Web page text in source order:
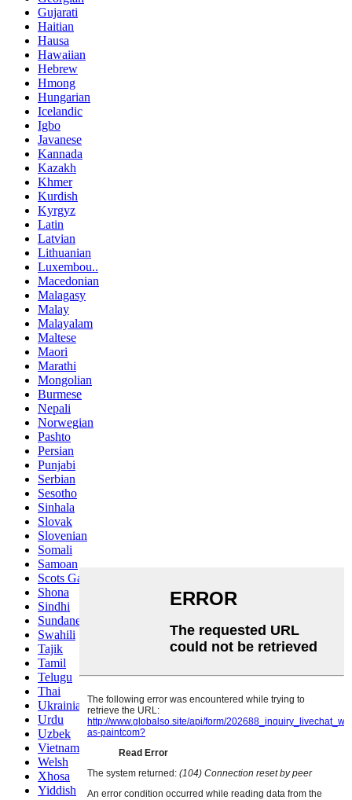
Gujarati
Haitian
Hausa
Hawaiian
Hebrew
Hmong
Hungarian
Icelandic
Igbo
Javanese
Kannada
Kazakh
Khmer
Kurdish
Kyrgyz
Latin
Latvian
Lithuanian
Luxembou..
Macedonian
Malagasy
Malay
Malayalam
Maltese
Maori
Marathi
Mongolian
Burmese
Nepali
Norwegian
Pashto
Persian
Punjabi
Serbian
Sesotho
Sinhala
Slovak
Slovenian
Somali
Samoan
Scots Gaelic
Shona
Sindhi
Sundanese
Swahili
Tajik
Tamil
Telugu
Thai
Ukrainian
Urdu
Uzbek
Vietnamese
Welsh
Xhosa
Yiddish